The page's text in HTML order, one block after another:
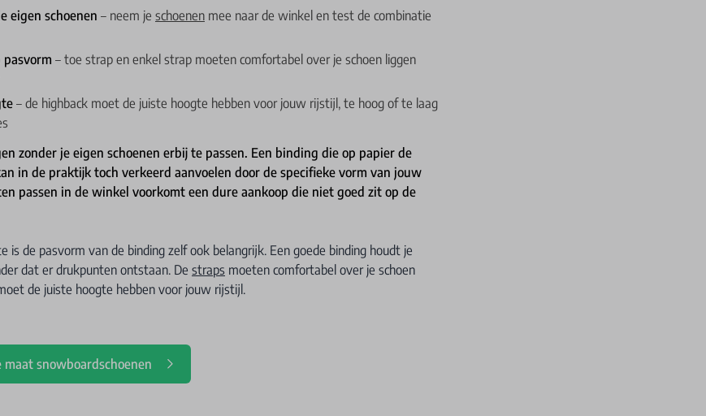
eigen schoenen – neem je schoenen mee naar de winkel en test de combinatie
pasvorm – toe strap en enkel strap moeten comfortabel over je schoen liggen
– de highback moet de juiste hoogte hebben voor jouw rijstijl, te hoog of te laag
zonder je eigen schoenen erbij te passen. Een binding die op papier de
in de praktijk toch verkeerd aanvoelen door de specifieke vorm van jouw
passen in de winkel voorkomt een dure aankoop die niet goed zit op de
is de pasvorm van de binding zelf ook belangrijk. Een goede binding houdt je
dat er drukpunten ontstaan. De straps moeten comfortabel over je schoen
de juiste hoogte hebben voor jouw rijstijl.
snowboardschoenen